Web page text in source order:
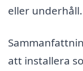
eller underhåll.
att installera